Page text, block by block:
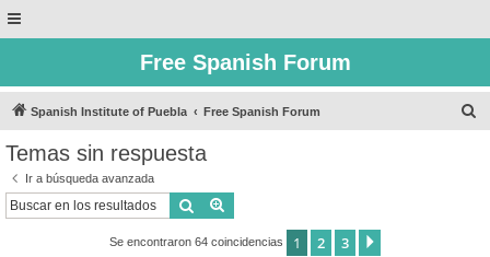
Free Spanish Forum
Spanish Institute of Puebla Free Spanish Forum
Temas sin respuesta
Ir a búsqueda avanzada
Buscar
Se encontraron 64 coincidencias 1 2 3